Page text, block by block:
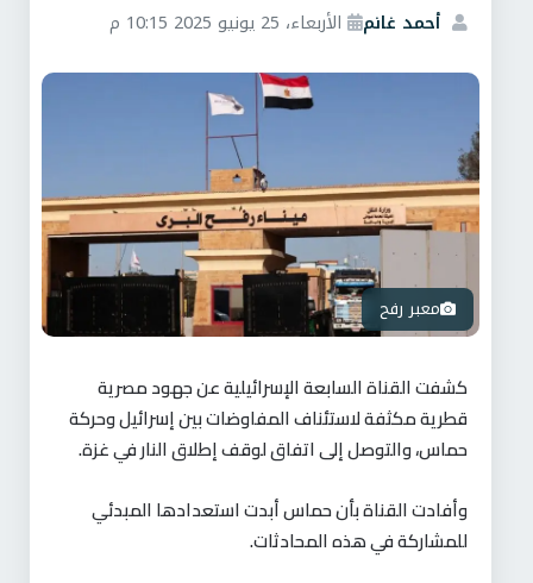
أحمد غانم الأربعاء، 25 يونيو 2025 10:15 م
معبر رفح
كشفت القناة السابعة الإسرائيلية عن جهود مصرية
قطرية مكثفة لاستئناف المفاوضات بين إسرائيل وحركة
حماس، والتوصل إلى اتفاق لوقف إطلاق النار في غزة.
وأفادت القناة بأن حماس أبدت استعدادها المبدئي
للمشاركة في هذه المحادثات.